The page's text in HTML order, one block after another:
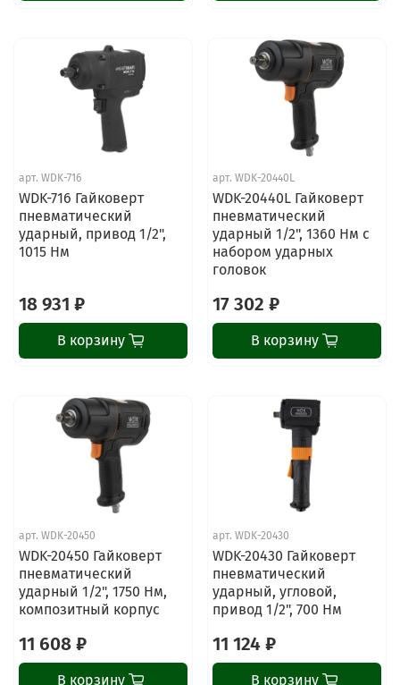
арт. WDK-716
WDK-716 Гайковерт
пневматический
ударный, привод 1/2",
1015 Нм
18 931 ₽
В корзину
арт. WDK-20440L
WDK-20440L Гайковерт
пневматический
ударный 1/2", 1360 Нм с
набором ударных
головок
17 302 ₽
В корзину
арт. WDK-20450
WDK-20450 Гайковерт
пневматический
ударный 1/2", 1750 Нм,
композитный корпус
11 608 ₽
В корзину
арт. WDK-20430
WDK-20430 Гайковерт
пневматический
ударный, угловой,
привод 1/2", 700 Нм
11 124 ₽
В корзину
ChatApp
online
Наши мессенджеры
Свяжитесь с нами через любой удобный